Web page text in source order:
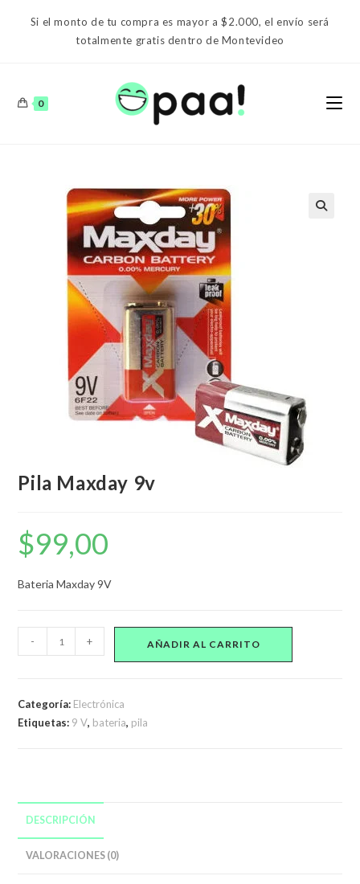
Si el monto de tu compra es mayor a $2.000, el envío será
totalmente gratis dentro de Montevideo
0
Pila Maxday 9v
$99,00
Bateria Maxday 9V
Maxday
- + AÑADIR AL CARRITO
Categoría: Electrónica
Etiquetas: 9 V, bateria, pila
DESCRIPCIÓN
VALORACIONES (0)